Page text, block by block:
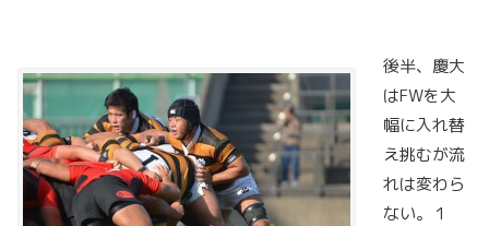
後半、慶大
はFWを大
幅に入れ替
え挑むが流
れは変わら
ない。１